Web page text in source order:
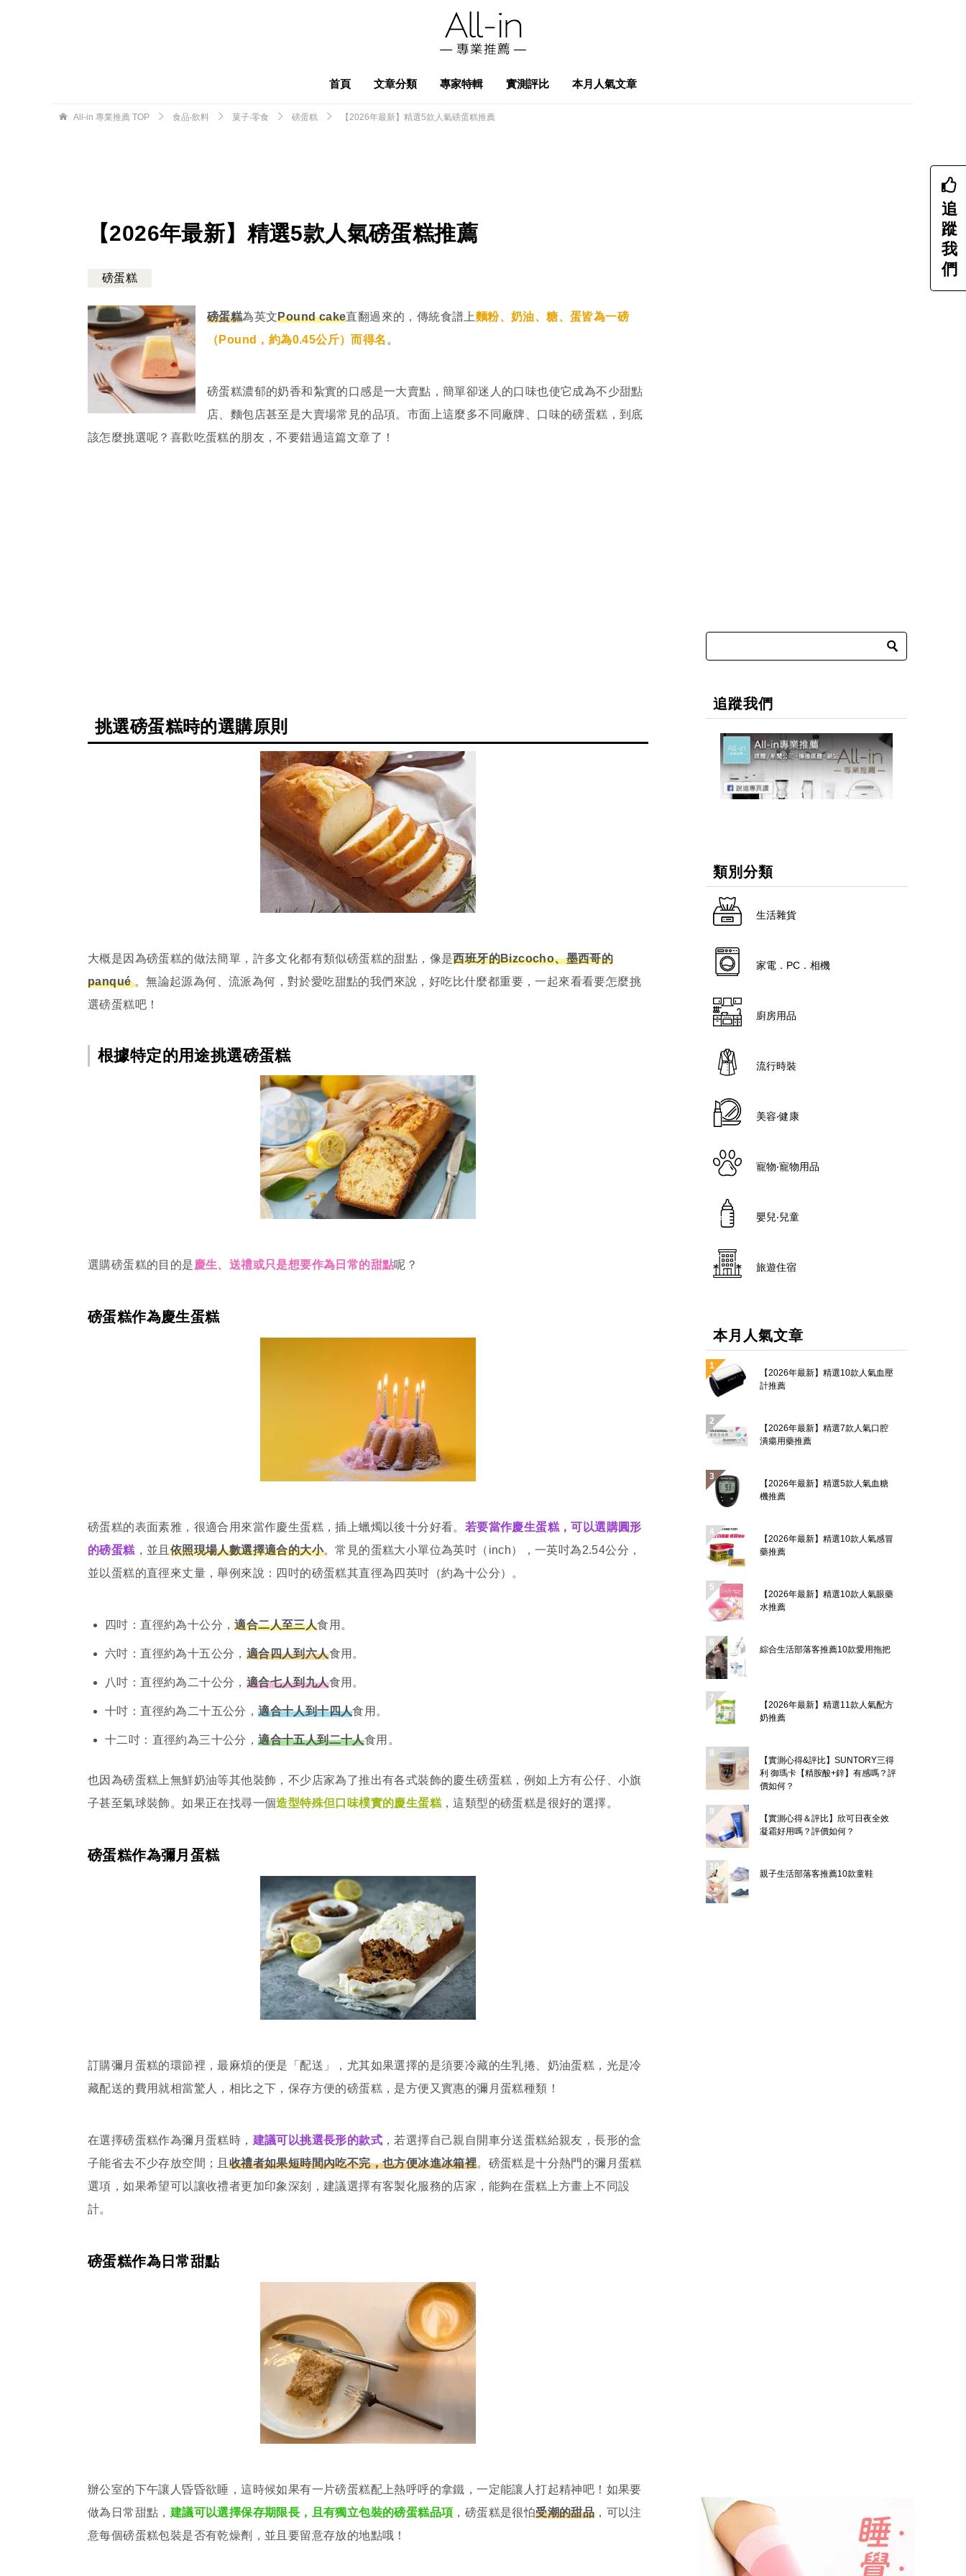
首頁 文章分類 專家特輯 實測評比 本月人氣文章
All-in 專業推薦 TOP 食品‧飲料 菓子‧零食 磅蛋糕 【2026年最新】精選5款人氣磅蛋糕推薦
【2026年最新】精選5款人氣磅蛋糕推薦
磅蛋糕
磅蛋糕為英文Pound cake直翻過來的，傳統食譜上麵粉、奶油、糖、蛋皆為一磅
（Pound，約為0.45公斤）而得名 。
磅蛋糕濃郁的奶香和紮實的口感是一大賣點，簡單卻迷人的口味也使它成為不少甜點
店、麵包店甚至是大賣場常見的品項。市面上這麼多不同廠牌、口味的磅蛋糕，到底
該怎麼挑選呢？喜歡吃蛋糕的朋友，不要錯過這篇文章了！
挑選磅蛋糕時的選購原則
大概是因為磅蛋糕的做法簡單，許多文化都有類似磅蛋糕的甜點，像是西班牙的Bizcocho、墨西哥的
panqué 。無論起源為何、流派為何，對於愛吃甜點的我們來說，好吃比什麼都重要，一起來看看要怎麼挑
選磅蛋糕吧！
根據特定的用途挑選磅蛋糕
選購磅蛋糕的目的是 慶生、送禮或只是想要作為日常的甜點呢？
磅蛋糕作為慶生蛋糕
磅蛋糕的表面素雅，很適合用來當作慶生蛋糕，插上蠟燭以後十分好看。 若要當作慶生蛋糕，可以選購圓形
的磅蛋糕 ，並且 依照現場人數選擇適合的大小。常見的蛋糕大小單位為英吋（inch），一英吋為2.54公分，
並以蛋糕的直徑來丈量，舉例來說：四吋的磅蛋糕其直徑為四英吋（約為十公分）。
四吋：直徑約為十公分，適合二人至三人食用。
六吋：直徑約為十五公分， 適合四人到六人食用。
八吋：直徑約為二十公分， 適合七人到九人食用。
十吋：直徑約為二十五公分，適合十人到十四人食用。
十二吋：直徑約為三十公分，適合十五人到二十人食用。
也因為磅蛋糕上無鮮奶油等其他裝飾，不少店家為了推出有各式裝飾的慶生磅蛋糕，例如上方有公仔、小旗
子甚至氣球裝飾。如果正在找尋一個造型特殊但口味樸實的慶生蛋糕 ，這類型的磅蛋糕是很好的選擇。
磅蛋糕作為彌月蛋糕
訂購彌月蛋糕的環節裡，最麻煩的便是「配送」，尤其如果選擇的是須要冷藏的生乳捲、奶油蛋糕，光是冷
藏配送的費用就相當驚人，相比之下，保存方便的磅蛋糕，是方便又實惠的彌月蛋糕種類！
在選擇磅蛋糕作為彌月蛋糕時， 建議可以挑選長形的款式 ，若選擇自己親自開車分送蛋糕給親友，長形的盒
子能省去不少存放空間；且 收禮者如果短時間內吃不完，也方便冰進冰箱裡。磅蛋糕是十分熱門的彌月蛋糕
選項，如果希望可以讓收禮者更加印象深刻，建議選擇有客製化服務的店家，能夠在蛋糕上方畫上不同設
計。
磅蛋糕作為日常甜點
辦公室的下午讓人昏昏欲睡，這時候如果有一片磅蛋糕配上熱呼呼的拿鐵，一定能讓人打起精神吧！如果要
做為日常甜點， 建議可以選擇保存期限長，且有獨立包裝的磅蛋糕品項 ，磅蛋糕是很怕受潮的甜品 ，可以注
意每個磅蛋糕包裝是否有乾燥劑，並且要留意存放的地點哦！
追蹤我們
類別分類
生活雜貨
家電．PC．相機
廚房用品
流行時裝
美容‧健康
寵物‧寵物用品
嬰兒‧兒童
旅遊住宿
本月人氣文章
【2026年最新】精選10款人氣血壓
計推薦
【2026年最新】精選7款人氣口腔
潰瘍用藥推薦
【2026年最新】精選5款人氣血糖
機推薦
【2026年最新】精選10款人氣感冒
藥推薦
【2026年最新】精選10款人氣眼藥
水推薦
綜合生活部落客推薦10款愛用拖把
【2026年最新】精選11款人氣配方
奶推薦
【實測心得&評比】SUNTORY三得
利 御瑪卡【精胺酸+鋅】有感嗎？評
價如何？
【實測心得＆評比】欣可日夜全效
凝霜好用嗎？評價如何？
親子生活部落客推薦10款童鞋
追
蹤
我
們